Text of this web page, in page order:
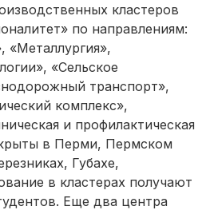
кластеров
по направлениям:
«Металлургия»,
«Сельское
транспорт»,
комплекс»,
и профилактическая
в Перми, Пермском
Губахе,
в кластерах получают
Еще два центра